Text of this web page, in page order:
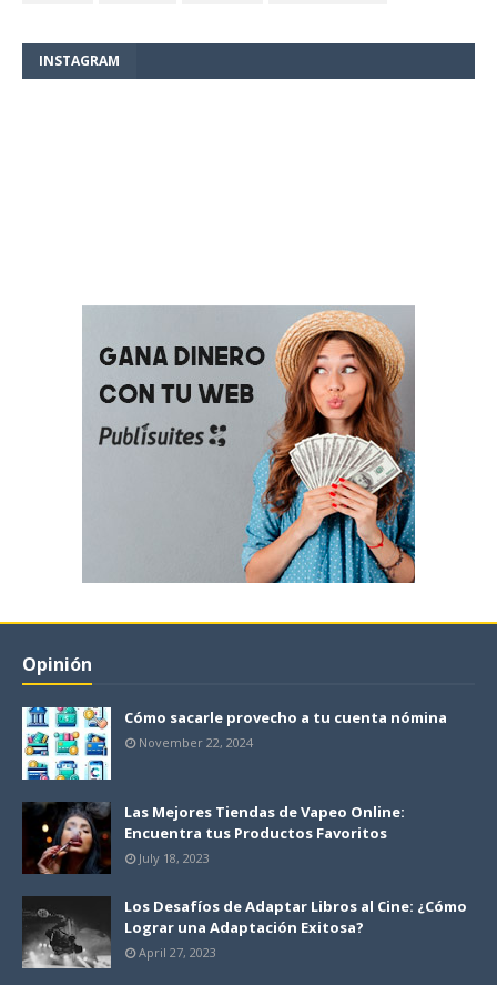
INSTAGRAM
Opinión
Cómo sacarle provecho a tu cuenta nómina
November 22, 2024
Las Mejores Tiendas de Vapeo Online:
Encuentra tus Productos Favoritos
July 18, 2023
Los Desafíos de Adaptar Libros al Cine: ¿Cómo
Lograr una Adaptación Exitosa?
April 27, 2023